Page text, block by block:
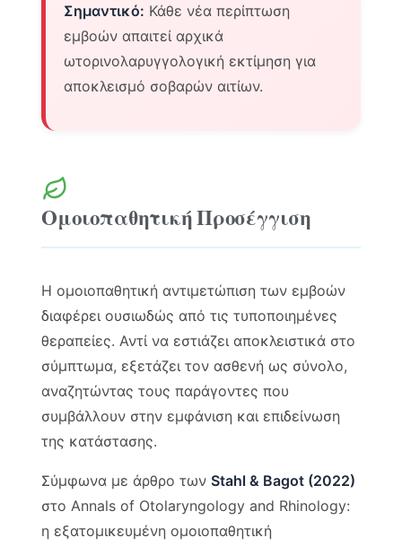
Σημαντικό: Κάθε νέα περίπτωση
εμβοών απαιτεί αρχικά
ωτορινολαρυγγολογική εκτίμηση για
αποκλεισμό σοβαρών αιτίων.
Ομοιοπαθητική Προσέγγιση
Η ομοιοπαθητική αντιμετώπιση των εμβοών
διαφέρει ουσιωδώς από τις τυποποιημένες
θεραπείες. Αντί να εστιάζει αποκλειστικά στο
σύμπτωμα, εξετάζει τον ασθενή ως σύνολο,
αναζητώντας τους παράγοντες που
συμβάλλουν στην εμφάνιση και επιδείνωση
της κατάστασης.
Σύμφωνα με άρθρο των Stahl & Bagot (2022)
στο Annals of Otolaryngology and Rhinology:
η εξατομικευμένη ομοιοπαθητική